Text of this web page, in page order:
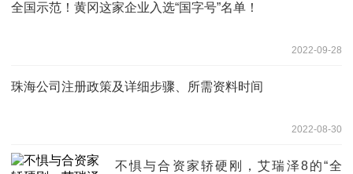
全国示范！黄冈这家企业入选“国字号”名单！
2022-09-28
珠海公司注册政策及详细步骤、所需资料时间
2022-08-30
不惧与合资家轿硬刚，艾瑞泽8的“全